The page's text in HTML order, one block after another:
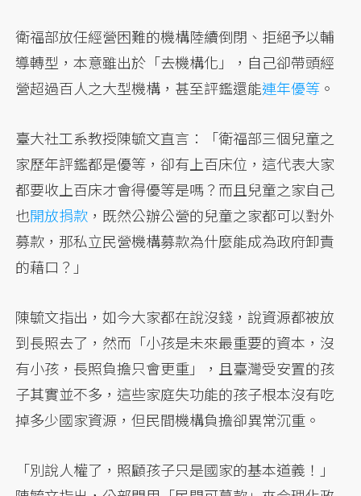
衛福部放任經營困難的機構陸續倒閉、拒絕予以輔
導轉型，本意雖出於「去機構化」，自己卻帶頭經
營超過百人之大型機構，甚至評鑑還能連年優等 。
臺大社工系教授陳毓文直言：「衛福部三個兒童之
家歷年評鑑都是優等，卻有上百床位，這代表大家
都要收上百床才會得優等是嗎？而且兒童之家自己
也開放捐款 ，既然公辦公營的兒童之家都可以對外
募款，那私立民營機構募款為什麼能成為政府卸責
的藉口？」
陳毓文指出，如今大家都在說沒錢，說資源都被放
到長照去了，然而「小孩是未來最重要的資本，沒
有小孩，長照負擔只會更重」，且臺灣受安置的孩
子其實並不多，這些家庭失功能的孩子根本沒有吃
掉多少國家資源，但民間機構負擔卻異常沉重。
「別說人權了，照顧孩子只是國家的基本道義！」